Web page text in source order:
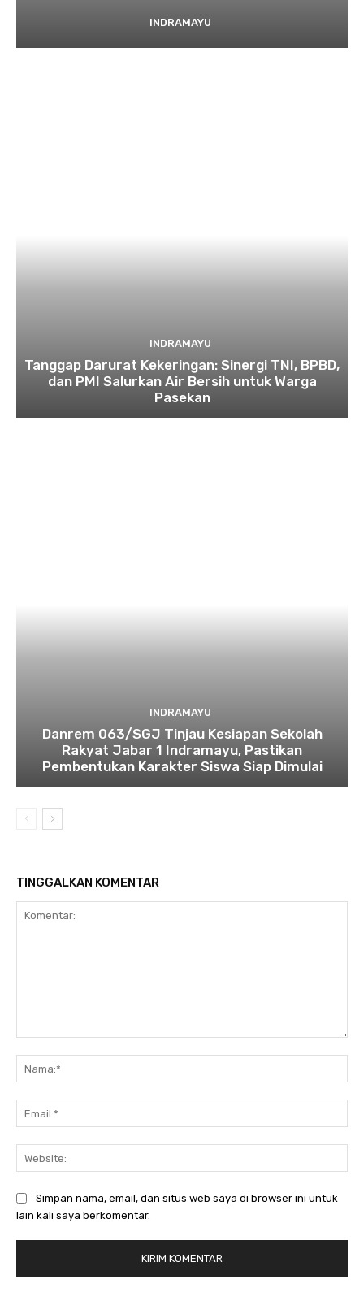
INDRAMAYU
INDRAMAYU
​Tanggap Darurat Kekeringan: Sinergi TNI, BPBD,
dan PMI Salurkan Air Bersih untuk Warga
Pasekan
INDRAMAYU
Danrem 063/SGJ Tinjau Kesiapan Sekolah
Rakyat Jabar 1 Indramayu, Pastikan
Pembentukan Karakter Siswa Siap Dimulai
TINGGALKAN KOMENTAR
Simpan nama, email, dan situs web saya di browser ini untuk
lain kali saya berkomentar.